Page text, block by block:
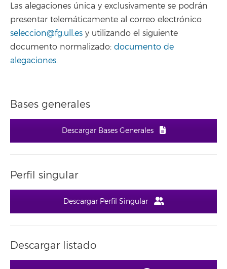
Las alegaciones única y exclusivamente se podrán
presentar telemáticamente al correo electrónico
seleccion@fg.ull.es y utilizando el siguiente
documento normalizado: documento de
alegaciones.
Bases generales
Descargar Bases Generales
Perfil singular
Descargar Perfil Singular
Descargar listado